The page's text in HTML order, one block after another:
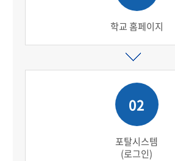
학교 홈페이지
02
포탈시스템
(로그인)